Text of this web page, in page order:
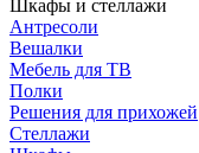
Шкафы и стеллажи
Антресоли
Вешалки
Мебель для ТВ
Полки
Решения для прихожей
Стеллажи